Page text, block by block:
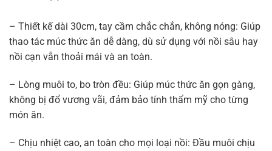
– Thiết kế dài 30cm, tay cầm chắc chắn, không nóng: Giúp
thao tác múc thức ăn dễ dàng, dù sử dụng với nồi sâu hay
nồi cạn vẫn thoải mái và an toàn.
– Lòng muôi to, bo tròn đều: Giúp múc thức ăn gọn gàng,
không bị đổ vương vãi, đảm bảo tính thẩm mỹ cho từng
món ăn.
– Chịu nhiệt cao, an toàn cho mọi loại nồi: Đầu muôi chịu